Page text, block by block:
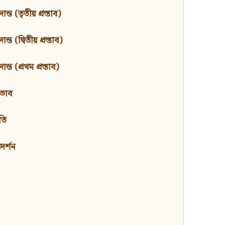
(তৃতীয় প্রস্তাব)
(দ্বিতীয় প্রস্তাব)
(প্রথম প্রস্তাব)